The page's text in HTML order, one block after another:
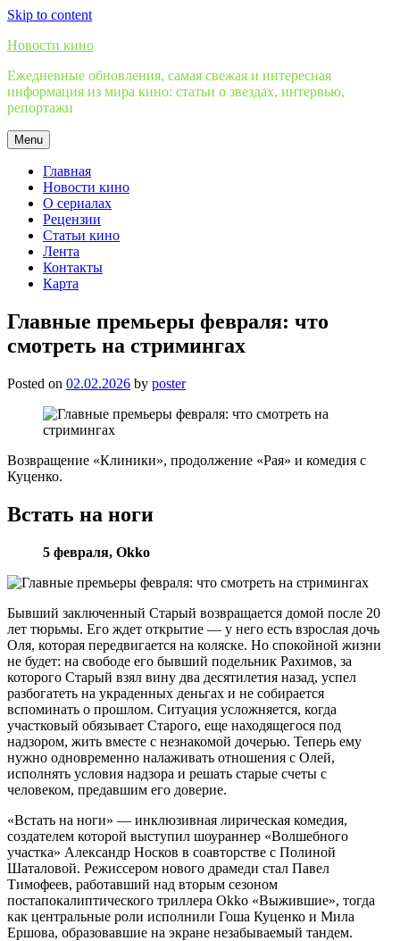
Skip to content
Новости кино
Ежедневные обновления, самая свежая и интересная
информация из мира кино: статьи о звездах, интервью,
репортажи
Menu
Главная
Новости кино
О сериалах
Рецензии
Статьи кино
Лента
Контакты
Карта
Главные премьеры февраля: что
смотреть на стримингах
Posted on 02.02.2026 by poster
Возвращение «Клиники», продолжение «Рая» и комедия с
Куценко.
Встать на ноги
5 февраля, Okko
Бывший заключенный Старый возвращается домой после 20
лет тюрьмы. Его ждет открытие — у него есть взрослая дочь
Оля, которая передвигается на коляске. Но спокойной жизни
не будет: на свободе его бывший подельник Рахимов, за
которого Старый взял вину два десятилетия назад, успел
разбогатеть на украденных деньгах и не собирается
вспоминать о прошлом. Ситуация усложняется, когда
участковый обязывает Старого, еще находящегося под
надзором, жить вместе с незнакомой дочерью. Теперь ему
нужно одновременно налаживать отношения с Олей,
исполнять условия надзора и решать старые счеты с
человеком, предавшим его доверие.
«Встать на ноги» — инклюзивная лирическая комедия,
создателем которой выступил шоураннер «Волшебного
участка» Александр Носков в соавторстве с Полиной
Шаталовой. Режиссером нового драмеди стал Павел
Тимофеев, работавший над вторым сезоном
постапокалиптического триллера Okko «Выжившие», тогда
как центральные роли исполнили Гоша Куценко и Мила
Ершова, образовавшие на экране незабываемый тандем.